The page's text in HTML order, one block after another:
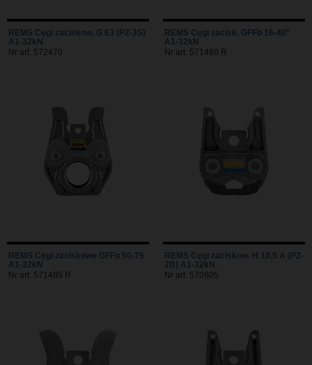
REMS Cęgi zaciskow. G 63 (PZ-3S)
A1-32kN
Nr art. 572470
REMS Cęgi zacisk. GFFb 16-40*
A1-32kN
Nr art. 571480 R
REMS Cęgi zaciskowe GFFo 50-75
A1-32kN
Nr art. 571485 R
REMS Cęgi zaciskow. H 10,5 A (PZ-
2B) A1-32kN
Nr art. 570605